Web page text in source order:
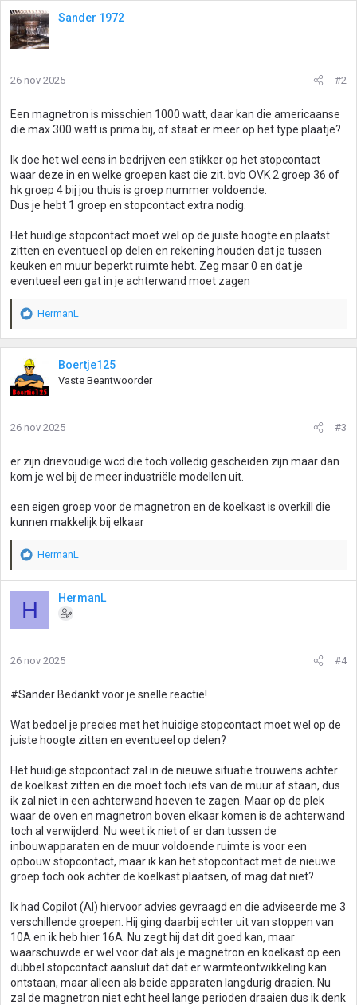
Sander 1972
26 nov 2025 #2
Een magnetron is misschien 1000 watt, daar kan die americaanse
die max 300 watt is prima bij, of staat er meer op het type plaatje?
Ik doe het wel eens in bedrijven een stikker op het stopcontact
waar deze in en welke groepen kast die zit. bvb OVK 2 groep 36 of
hk groep 4 bij jou thuis is groep nummer voldoende.
Dus je hebt 1 groep en stopcontact extra nodig.
Het huidige stopcontact moet wel op de juiste hoogte en plaatst
zitten en eventueel op delen en rekening houden dat je tussen
keuken en muur beperkt ruimte hebt. Zeg maar 0 en dat je
eventueel een gat in je achterwand moet zagen
W
a
d
e
n
e
n
HermanL
Boertje125
Vaste Beantwoorder
26 nov 2025 #3
er zijn drievoudige wcd die toch volledig gescheiden zijn maar dan
kom je wel bij de meer industriële modellen uit.
een eigen groep voor de magnetron en de koelkast is overkill die
kunnen makkelijk bij elkaar
W
a
d
e
i
g
n
:
HermanL
H HermanL
26 nov 2025 #4
#Sander Bedankt voor je snelle reactie!
Wat bedoel je precies met het huidige stopcontact moet wel op de
juiste hoogte zitten en eventueel op delen?
Het huidige stopcontact zal in de nieuwe situatie trouwens achter
de koelkast zitten en die moet toch iets van de muur af staan, dus
ik zal niet in een achterwand hoeven te zagen. Maar op de plek
waar de oven en magnetron boven elkaar komen is de achterwand
toch al verwijderd. Nu weet ik niet of er dan tussen de
inbouwapparaten en de muur voldoende ruimte is voor een
opbouw stopcontact, maar ik kan het stopcontact met de nieuwe
groep toch ook achter de koelkast plaatsen, of mag dat niet?
Ik had Copilot (AI) hiervoor advies gevraagd en die adviseerde me 3
verschillende groepen. Hij ging daarbij echter uit van stoppen van
10A en ik heb hier 16A. Nu zegt hij dat dit goed kan, maar
waarschuwde er wel voor dat als je magnetron en koelkast op een
dubbel stopcontact aansluit dat dat er warmteontwikkeling kan
ontstaan, maar alleen als beide apparaten langdurig draaien. Nu
zal de magnetron niet echt heel lange perioden draaien dus ik denk